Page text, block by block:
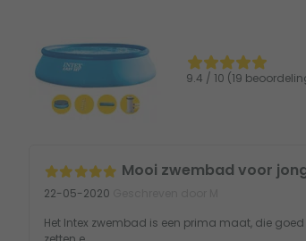
9.4 / 10 (19
Mooi zwembad voor
22-05-2020
Het Intex zwembad is een prima maat, die